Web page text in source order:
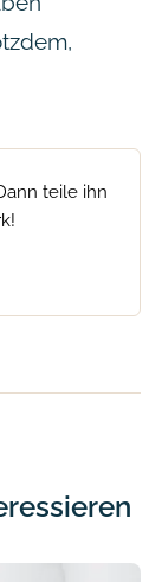
teile ihn